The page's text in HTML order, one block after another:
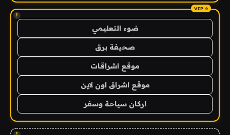
!
ضوء التعليمي
صحيفة برق
موقع اشراقات
موقع اشراق اون لاين
اركان سياحة وسفر